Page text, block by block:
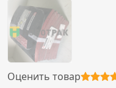
Оценить товар